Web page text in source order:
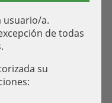
usuario/a.
de todas
su